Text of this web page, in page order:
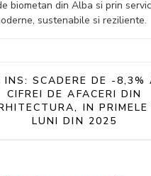
biometan din Alba si prin
sustenabile si reziliente.
INS: SCADERE DE -8,3%
CIFREI DE AFACERI DIN
IN PRIMELE
LUNI DIN 2025